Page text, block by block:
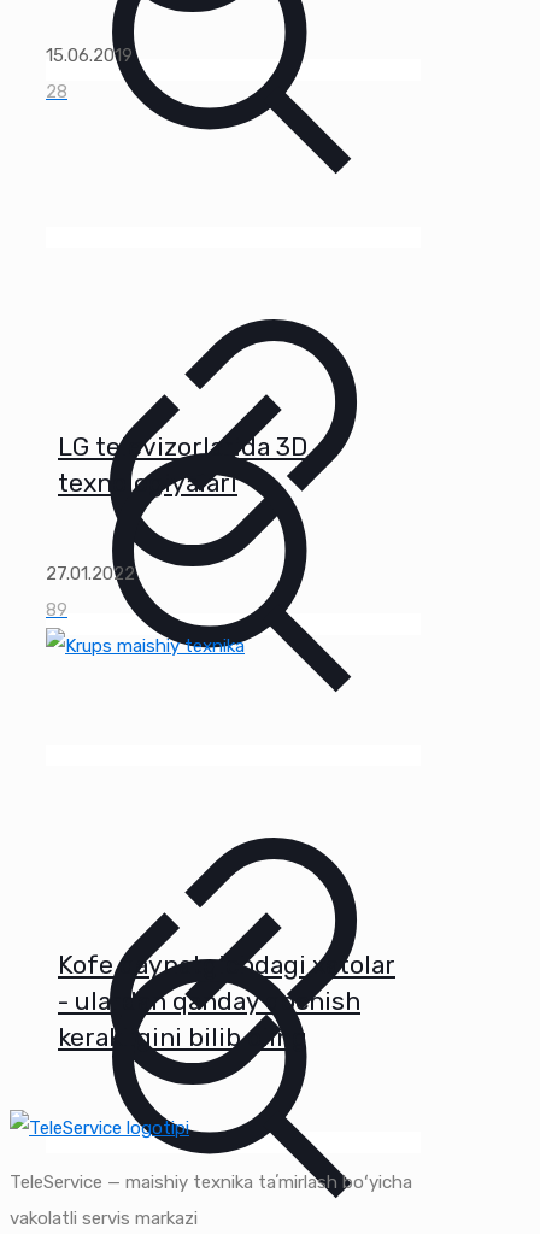
15.06.2019
28
LG televizorlarida 3D
texnologiyalari
27.01.2022
89
Kofe qaynatgichdagi xatolar
- ulardan qanday qochish
kerakligini bilib oling
TeleService — maishiy texnika taʼmirlash boʻyicha
vakolatli servis markazi